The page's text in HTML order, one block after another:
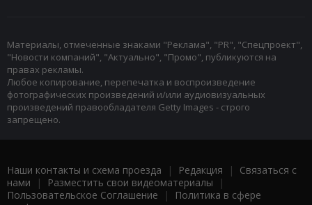
Материалы, отмеченные знаками "Реклама", "PR", "Спецпроект",
"Новости компаний", "Актуально", "Промо", публикуются на
правах рекламы.
Любое копирование, перепечатка и воспроизведение
фотографических произведений и/или аудиовизуальных
произведений правообладателя Getty Images - строго
запрещено.
Наши контакты и схема проезда | Редакция | Связаться с
нами | Разместить свои видеоматериалы |
Пользовательское Соглашение |
Политика в сфере